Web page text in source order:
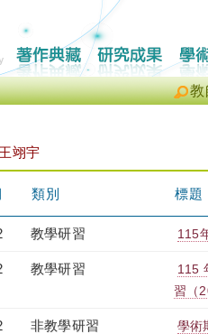
教
翊宇
類別 標題
教學研習 115
教學研習
115
習（
非教學研習 學術